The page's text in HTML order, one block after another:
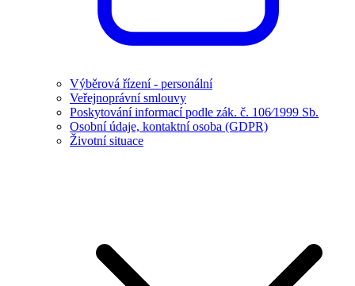
Výběrová řízení - personální
Veřejnoprávní smlouvy
Poskytování informací podle zák. č. 106⁄1999 Sb.
Osobní údaje, kontaktní osoba (GDPR)
Životní situace